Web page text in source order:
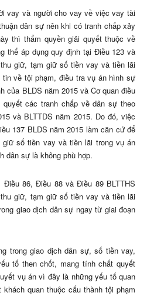
vay và người cho vay về việc vay tài
dân sự nên khi có tranh chấp xảy
thì thẩm quyền giải quyết thuộc về
thể áp dụng quy định tại Điều 123 và
giữ, tạm giữ số tiền vay và tiền lãi
về tội phạm, điều tra vụ án hình sự
của BLDS năm 2015 và Cơ quan điều
các tranh chấp về dân sự theo
và BLTTDS năm 2015. Do đó, việc
137 BLDS năm 2015 làm căn cứ để
số tiền vay và tiền lãi trong vụ án
dân sự là không phù hợp.
86, Điều 88 và Điều 89 BLTTHS
giữ, tạm giữ số tiền vay và tiền lãi
giao dịch dân sự ngay từ giai đoạn
trong giao dịch dân sự, số tiền vay,
tố then chốt, mang tính chất quyết
vụ án vì đây là những yếu tố quan
quan thuộc cấu thành tội phạm